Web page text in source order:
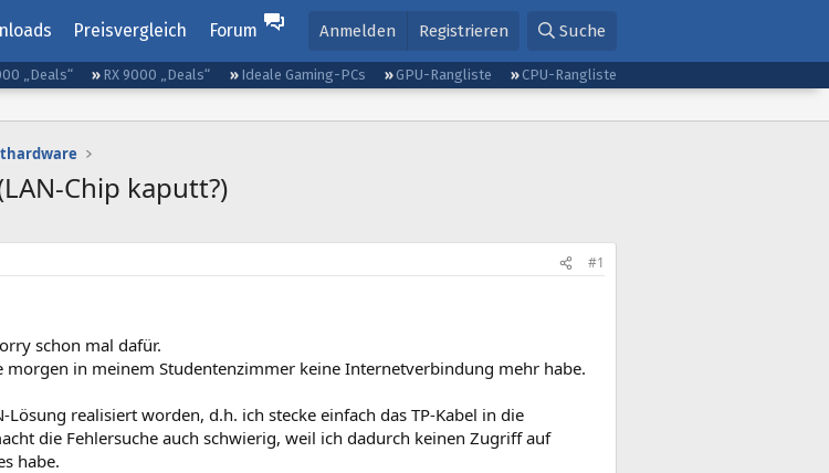
Preisvergleich Forum Anmelden Registrieren Suche
„Deals“ RX 9000 „Deals“ Ideale Gaming-PCs GPU-Rangliste
CPU-Rangliste
Chip kaputt?)
#1
schon mal dafür.
morgen in meinem Studentenzimmer keine Internetverbindung mehr habe.
realisiert worden, d.h. ich stecke einfach das TP-Kabel in die
die Fehlersuche auch schwierig, weil ich dadurch keinen Zugriff auf
habe.